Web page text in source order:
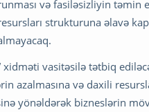
və fasiləsizliyin təmin
strukturuna əlavə
xidməti vasitəsilə tətbiq
azalmasına və daxili
yönəldərək bizneslərin